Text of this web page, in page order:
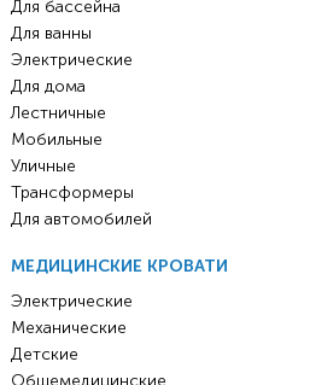
Для бассейна
Для ванны
Электрические
Для дома
Лестничные
Мобильные
Уличные
Трансформеры
Для автомобилей
МЕДИЦИНСКИЕ КРОВАТИ
Электрические
Механические
Детские